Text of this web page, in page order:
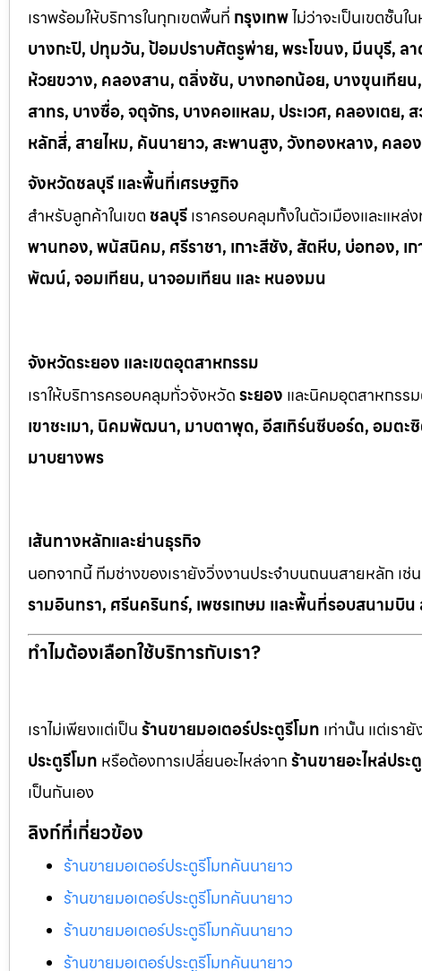
เราพร้อมให้บริการในทุกเขตพื้นที่ กรุงเทพไม่ว่าจะเป็นเขตชั้น
บางกะปิ, ปทุมวัน, ป้อมปราบศัตรูพ่าย, พระโขนง, มีนบุรี,
ห้วยขวาง, คลองสาน, ตลิ่งชัน, บางกอกน้อย, บางขุนเที
สาทร, บางซื่อ, จตุจักร, บางคอแหลม, ประเวศ, คลองเตย
หลักสี่, สายไหม, คันนายาว, สะพานสูง, วังทองหลาง, คล
จังหวัดชลบุรี และพื้นที่เศรษฐกิจ
สำหรับลูกค้าในเขต ชลบุรีเราครอบคลุมทั้งในตัวเมืองและแหล่
พานทอง, พนัสนิคม, ศรีราชา, เกาะสีชัง, สัตหีบ, บ่อทอง,
พัฒน์, จอมเทียน, นาจอมเทียน และ หนองมน
จังหวัดระยอง และเขตอุตสาหกรรม
เราให้บริการครอบคลุมทั่วจังหวัดระยอง และนิคมอุตสาหกรร
เขาชะเมา, นิคมพัฒนา, มาบตาพุด, อีสเทิร์นซีบอร์ด, อมตะ
มาบยางพร
เส้นทางหลักและย่านธุรกิจ
นอกจากนี้ ทีมช่างของเรายังวิ่งงานประจำบนถนนสายหลัก เช่น
รามอินทรา, ศรีนครินทร์, เพชรเกษม และพื้นที่รอบสนามบิ
ทำไมต้องเลือกใช้บริการกับเรา?
เราไม่เพียงแต่เป็นร้านขายมอเตอร์ประตูรีโมท เท่านั้น แต่เรา
ประตูรีโมท หรือต้องการเปลี่ยนอะไหล่จากร้านขายอะไหล่ประ
เป็นกันเอง
ลิงก์ที่เกี่ยวข้อง
ร้านขายมอเตอร์ประตูรีโมทคันนายาว
ร้านขายมอเตอร์ประตูรีโมทคันนายาว
ร้านขายมอเตอร์ประตูรีโมทคันนายาว
ร้านขายมอเตอร์ประตูรีโมทคันนายาว